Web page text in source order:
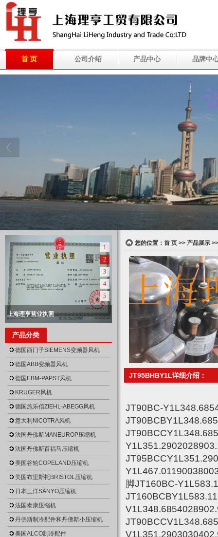
首 页 公司介绍 产品中心 品牌中
上海理亨营业执照正本
null
上海理亨营业执照
上海理亨仓库
null
上海理亨仓库
null
上海理亨仓库
null
1
2
3
4
5
产品分类
德国西门子SIEMENS变频器风机
德国ABB变频器风机
德国EBM-PAPST风机
KRUGER风机
德国施乐佰ZIEHL-ABEGG风机
意大利NICOTRA风机
法国丹佛斯MANEUROP压缩机
法国丹佛斯百福马压缩机
美国谷轮COPELAND压缩机
美国布里斯托BRISTOL压缩机
日本三洋SANYO压缩机
法国泰康压缩机
丹佛斯制冷配件和丹佛斯小压缩机
美国ALCO制冷配件
您的位置： 首 页 >> 产品展示
JT95BHBY1L详细介绍：
JT90BC-
脚JT160BC-